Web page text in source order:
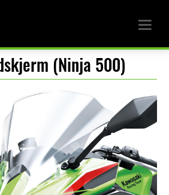
(Ninja 500)